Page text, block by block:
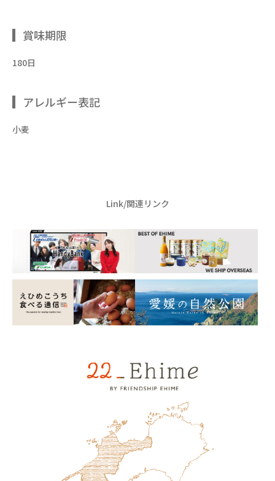
賞味期限
180日
アレルギー表記
小麦
Link/関連リンク